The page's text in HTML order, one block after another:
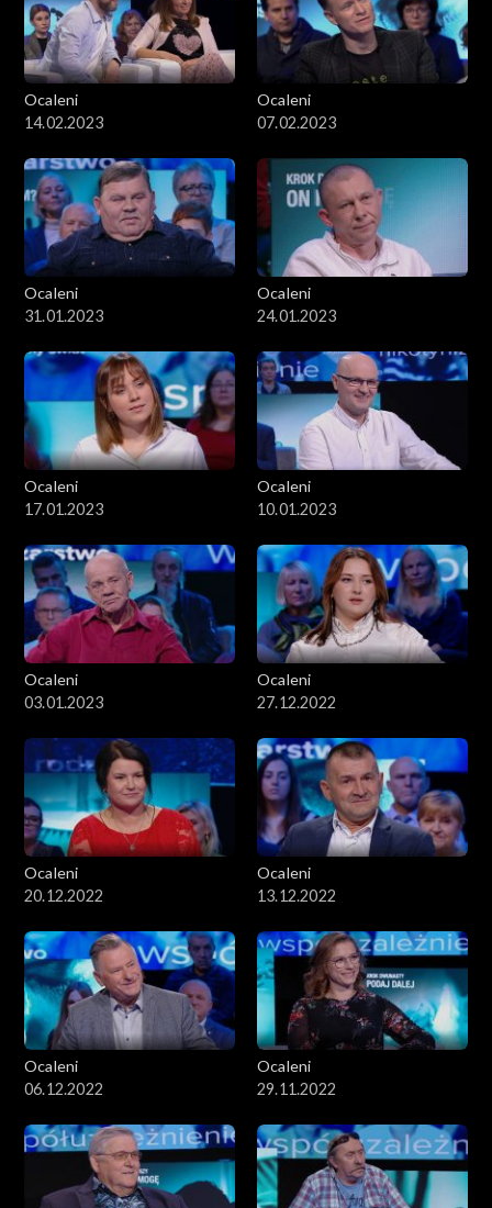
Ocaleni
14.02.2023
Ocaleni
07.02.2023
Ocaleni
31.01.2023
Ocaleni
24.01.2023
Ocaleni
17.01.2023
Ocaleni
10.01.2023
Ocaleni
03.01.2023
Ocaleni
27.12.2022
Ocaleni
20.12.2022
Ocaleni
13.12.2022
Ocaleni
06.12.2022
Ocaleni
29.11.2022